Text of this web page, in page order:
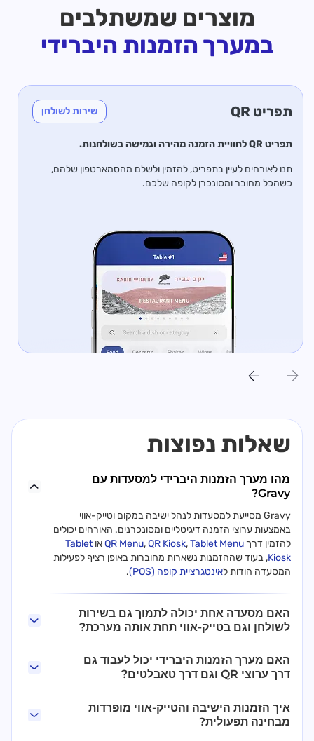
מוצרים שמשתלבים
במערך הזמנות היברידי
תפריט QR שירות לשולחן
תפריט QR לחוויית הזמנה מהירה וגמישה בשולחנות.
תנו לאורחים לעיין בתפריט, להזמין ולשלם מהסמארטפון שלהם,
כשהכל מחובר ומסונכרן לקופה שלכם.
שאלות נפוצות
מהו מערך הזמנות היברידי למסעדות עם
Gravy?
Gravy מסייעת למסעדות לנהל ישיבה במקום וטייק-אווי
באמצעות ערוצי הזמנה דיגיטליים ומסונכרנים. האורחים יכולים
להזמין דרך
QR Menu,QR Kiosk,Tablet Menu אוTablet
Kiosk, בעוד שההזמנות נשארות מחוברות באופן רציף לפעילות
המסעדה הודות לאינטגרציית קופה (POS) .
האם מסעדה אחת יכולה לתמוך גם בשירות
לשולחן וגם בטייק-אווי תחת אותה מערכת?
האם מערך הזמנות היברידי יכול לעבוד גם
דרך ערוצי QR וגם דרך טאבלטים?
איך הזמנות הישיבה והטייק-אווי מופרדות
מבחינה תפעולית?